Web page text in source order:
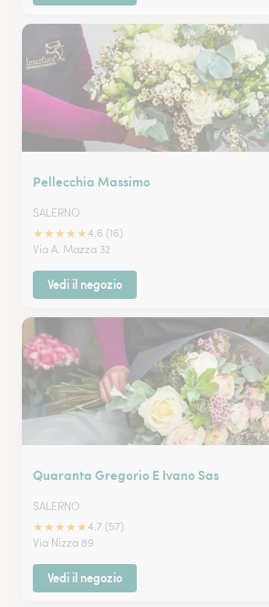
Pellecchia Massimo
SALERNO
★★★★★4.6 (16)
Via A. Mazza 32
Vedi il negozio
Quaranta Gregorio E Ivano Sas
SALERNO
★★★★★4.7 (57)
Via Nizza 89
Vedi il negozio